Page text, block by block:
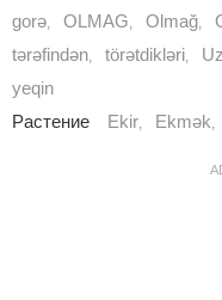
gorə, OLMAG, Olmağ,
tərəfindən, törətdikləri,
yeqin
Растение
Ekir, Ekmək,